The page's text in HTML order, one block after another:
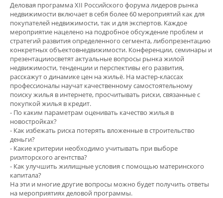
Деловая программа XII Российского форума лидеров рынка
недвижимости включает в себя более 60 мероприятий как для
покупателей недвижимости, так и для экспертов. Каждое
мероприятие нацелено на подробное обсуждение проблем и
стратегий развития определенного сегмента, либопрезентацию
конкретных объектовнедвижимости. Конференции, семинары и
презентацииосветят актуальные вопросы рынка жилой
недвижимости, тенденции и перспективы его развития,
расскажут о динамике цен на жильё. На мастер-классах
профессионалы научат качественному самостоятельному
поиску жилья в интернете, просчитывать риски, связанные с
покупкой жилья в кредит.
- По каким параметрам оценивать качество жилья в
новостройках?
- Как избежать риска потерять вложенные в строительство
деньги?
- Какие критерии необходимо учитывать при выборе
риэлторского агентства?
- Как улучшить жилищные условия с помощью материнского
капитала?
На эти и многие другие вопросы можно будет получить ответы
на мероприятиях деловой программы.